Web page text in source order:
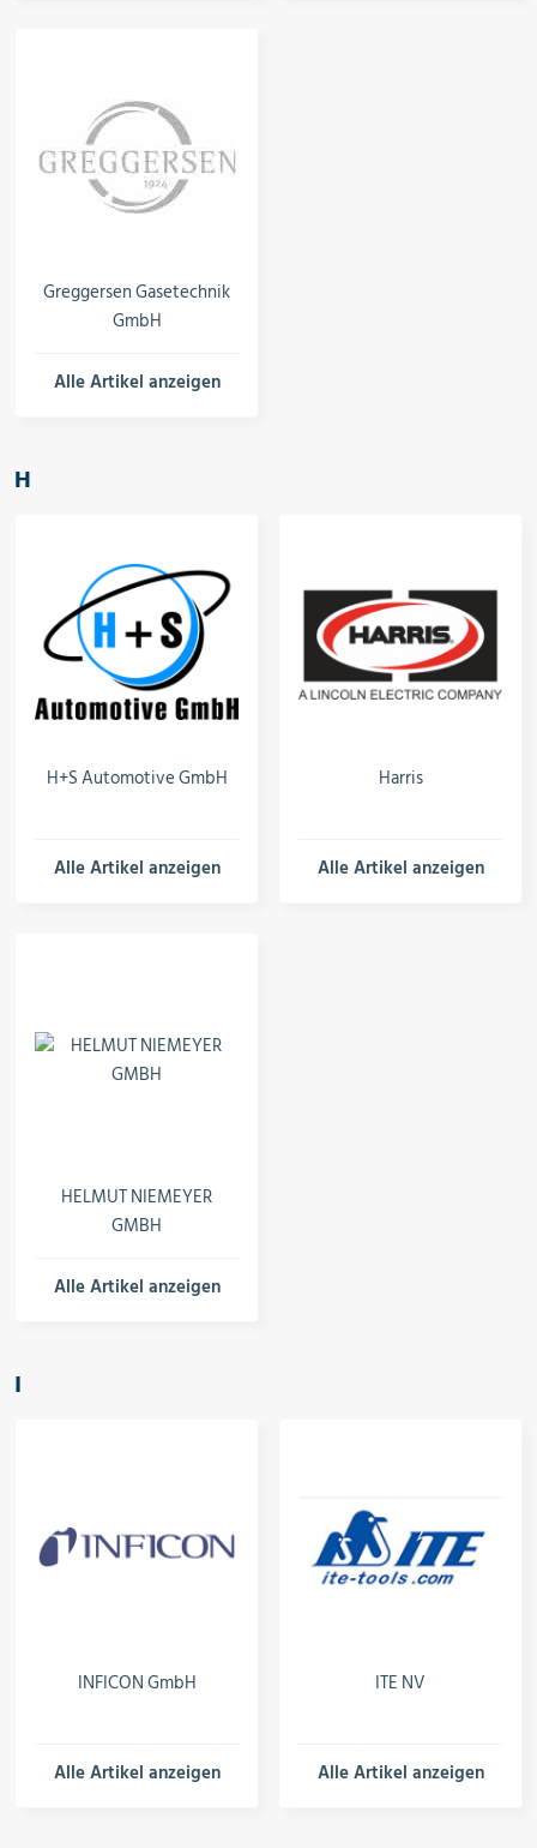
Greggersen Gasetechnik
GmbH
Alle Artikel anzeigen
H
H+S Automotive GmbH
Alle Artikel anzeigen
Harris
Alle Artikel anzeigen
HELMUT NIEMEYER
GMBH
Alle Artikel anzeigen
I
INFICON GmbH
Alle Artikel anzeigen
ITE NV
Alle Artikel anzeigen